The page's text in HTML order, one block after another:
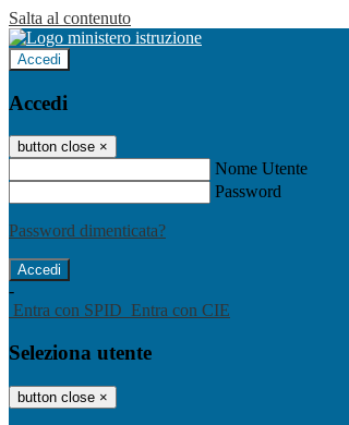
Salta al contenuto
Accedi
Accedi
button close ×
Nome Utente
Password
Password dimenticata?
-
Entra con SPID Entra con CIE
Seleziona utente
button close ×